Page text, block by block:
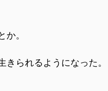
。
られるようになった。